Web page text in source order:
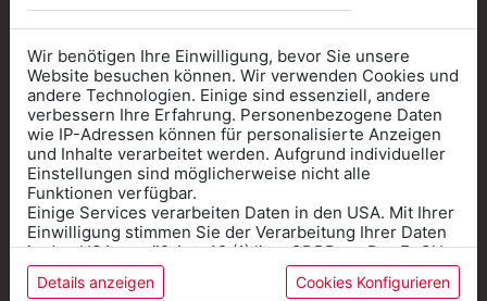
315010111 315010112
Informationen wenn Sie
Kleidung
für die SCHULE
benötigen
Online Shop: Klick auf SCHULE in der
Wir benötigen Ihre Einwilligung, bevor Sie unsere
Website besuchen können. Wir verwenden Cookies und
andere Technologien. Einige sind essenziell, andere
verbessern Ihre Erfahrung. Personenbezogene Daten
wie IP-Adressen können für personalisierte Anzeigen
und Inhalte verarbeitet werden. Aufgrund individueller
Einstellungen sind möglicherweise nicht alle
Funktionen verfügbar.
Einige Services verarbeiten Daten in den USA. Mit Ihrer
Einwilligung stimmen Sie der Verarbeitung Ihrer Daten
in den USA gemäß Art. 49 (1) lit. a GDPR zu. Der EuGH
stuft die USA als Land mit unzureichendem Datenschutz
ein, und es besteht das Risiko, dass US-Behörden
Details anzeigen Cookies Konfigurieren